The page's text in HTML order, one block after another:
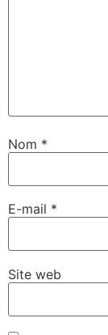
Nom *
E-mail *
Site web